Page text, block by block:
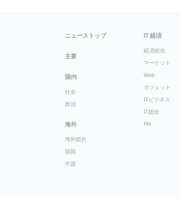
ニューストップ
主要
国内
社会
政治
海外
海外総合
韓国
中国
IT 経済
経済総合
マーケット
Web
ガジェット
ITビジネス
IT総合
PR